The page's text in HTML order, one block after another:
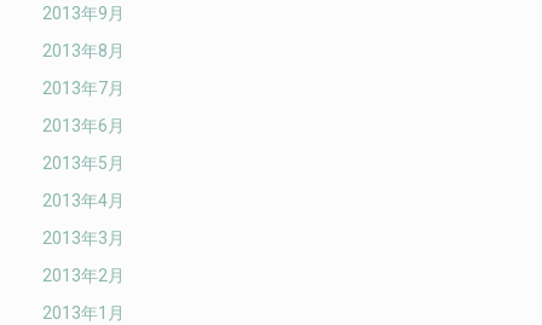
2013年9月
2013年8月
2013年7月
2013年6月
2013年5月
2013年4月
2013年3月
2013年2月
2013年1月